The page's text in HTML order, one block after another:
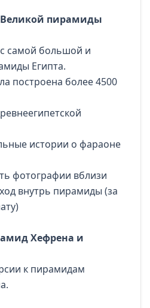
Великой пирамиды
самой большой и
Египта.
построена более 4500
истории о фараоне
фотографии вблизи
внутрь пирамиды (за
Хефрена и
к пирамидам